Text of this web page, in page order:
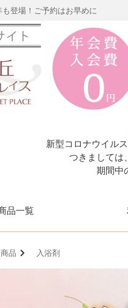
登場！ご予約はお早めに
新型コロナウイル
つきましては
期間中
品一覧
品 入浴剤